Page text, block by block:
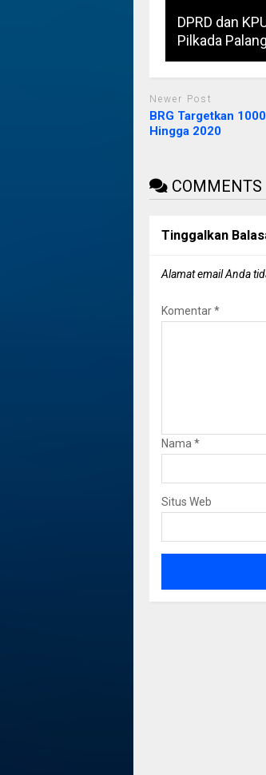
DPRD dan
Pilkada
Newer Post
BRG Targetkan
Hingga 2020
COMMENTS
Tinggalkan
Alamat email Anda
Komentar*
Nama *
Situs Web